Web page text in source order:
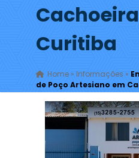
Curitiba
Home» Informações »
de Poço Artesiano em